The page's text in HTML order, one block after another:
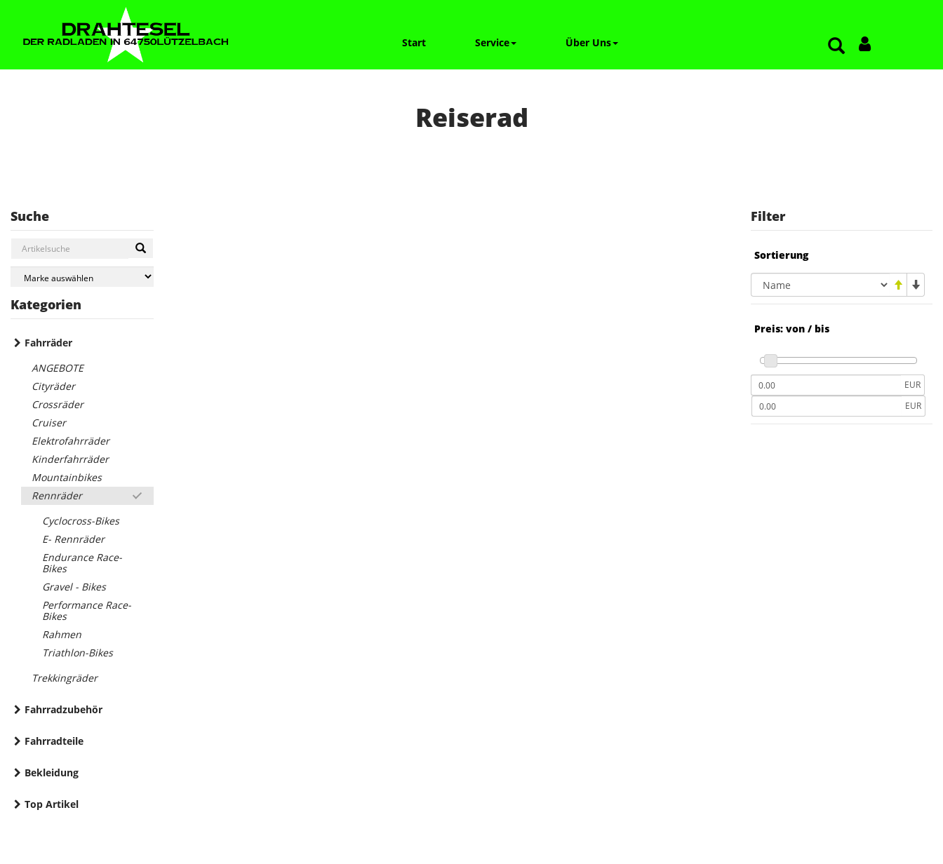
Start Service Über Uns
Reiserad
Suche
Kategorien
Fahrräder
ANGEBOTE
Cityräder
Crossräder
Cruiser
Elektrofahrräder
Kinderfahrräder
Mountainbikes
Rennräder
Cyclocross-Bikes
E- Rennräder
Endurance Race-
Bikes
Gravel - Bikes
Performance Race-
Bikes
Rahmen
Triathlon-Bikes
Trekkingräder
Fahrradzubehör
Fahrradteile
Bekleidung
Top Artikel
Filter
Sortierung
Preis: von / bis
EUR
EUR